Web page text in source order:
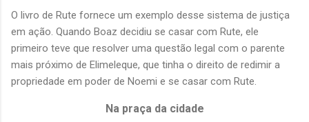
O livro de Rute fornece um exemplo desse sistema de justiça
em ação. Quando Boaz decidiu se casar com Rute, ele
primeiro teve que resolver uma questão legal com o parente
mais próximo de Elimeleque, que tinha o direito de redimir a
propriedade em poder de Noemi e se casar com Rute.
Na praça da cidade